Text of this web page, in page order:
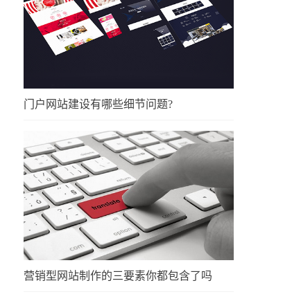
门户网站建设有哪些细节问题?
营销型网站制作的三要素你都包含了吗